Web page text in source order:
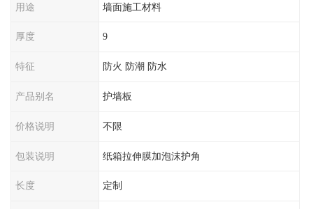
用途 墙面施工材料
厚度 9
特征 防火 防潮 防水
产品别名 护墙板
价格说明 不限
包装说明 纸箱拉伸膜加泡沫护角
长度 定制